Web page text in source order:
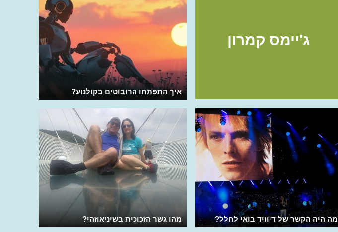
איך התפתחו הרובוטים בקולנוע?
ג'יימס קמרון
מהו גשר הזכוכית בשיניאוזהי? מה היה הקשר של דיוויד בואי לחלל?